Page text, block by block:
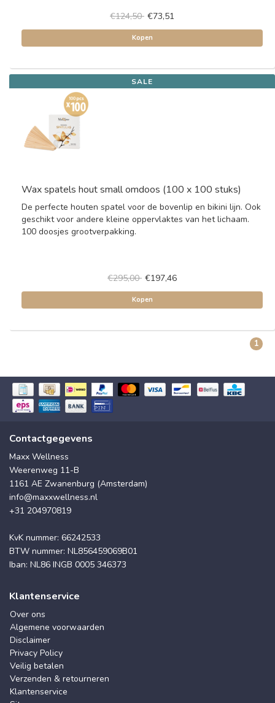
€124,50 €73,51
Kopen
SALE
Wax spatels hout small omdoos (100 x 100 stuks)
De perfecte houten spatel voor de bovenlip en bikini lijn. Ook
geschikt voor andere kleine oppervlaktes van het lichaam.
100 doosjes grootverpakking.
€295,00 €197,46
Kopen
1
Contactgegevens
Maxx Wellness
Weerenweg 11-B
1161 AE Zwanenburg (Amsterdam)
info@maxxwellness.nl
+31 204970819
KvK nummer: 66242533
BTW nummer: NL856459069B01
Iban: NL86 INGB 0005 346373
Klantenservice
Over ons
Algemene voorwaarden
Disclaimer
Privacy Policy
Veilig betalen
Verzenden & retourneren
Klantenservice